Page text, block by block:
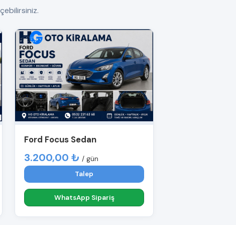
Ford Focus Sedan
3.200,00 ₺ / gün
Talep
WhatsApp Sipariş